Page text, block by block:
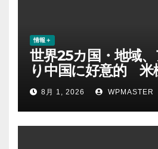
情報＋
世界25カ国・地域
り中国に好意的 米
めて多数派に
8月 1, 2026 WPMASTER